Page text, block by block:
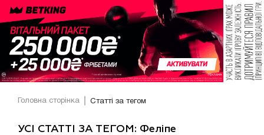
Головна сторінка Статті за тегом
УСІ СТАТТІ ЗА ТЕГОМ: Феліпе